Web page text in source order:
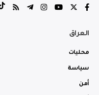
العراق
محليات
سياسة
أمن